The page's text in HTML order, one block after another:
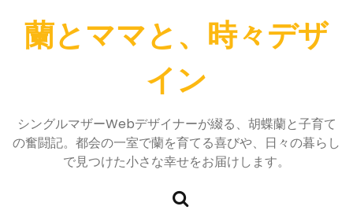
蘭とママと、時々デザ
イン
シングルマザーWebデザイナーが綴る、胡蝶蘭と子育て
の奮闘記。都会の一室で蘭を育てる喜びや、日々の暮らし
で見つけた小さな幸せをお届けします。